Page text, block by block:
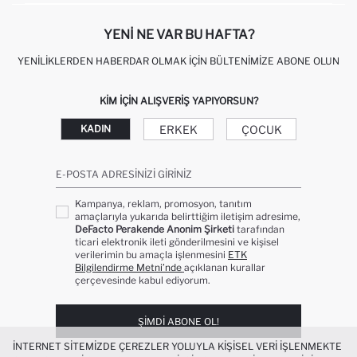
YENI NE VAR BU HAFTA?
YENILIKLERDEN HABERDAR OLMAK İÇIN BÜLTENIMIZE ABONE OLUN
KIM IÇIN ALIŞVERIŞ YAPIYORSUN?
KADIN ERKEK ÇOCUK
E-POSTA ADRESINIZI GIRINIZ
Kampanya, reklam, promosyon, tanıtım
amaçlarıyla yukarıda belirttiğim iletişim adresime,
DeFacto Perakende Anonim Şirketi tarafından
ticari elektronik ileti gönderilmesini ve kişisel
verilerimin bu amaçla işlenmesini ETK
Bilgilendirme Metni’nde açıklanan kurallar
çerçevesinde kabul ediyorum.
ŞIMDI ABONE OL!
İNTERNET SITEMIZDE ÇEREZLER YOLUYLA KIŞISEL VERI IŞLENMEKTE